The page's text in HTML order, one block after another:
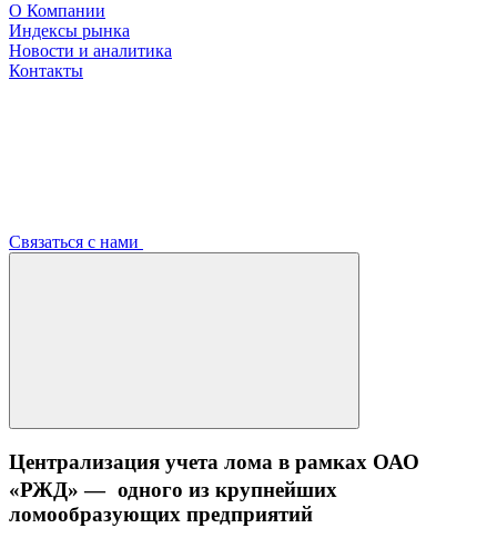
О Компании
Индексы рынка
Новости и аналитика
Контакты
Связаться с нами
Централизация учета лома в рамках ОАО
«РЖД» — одного из крупнейших
ломообразующих предприятий